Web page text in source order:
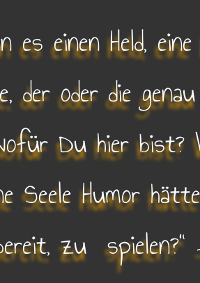
es einen Held, eine
der oder die genau
Du hier bist?
Seele Humor
zu spielen?“